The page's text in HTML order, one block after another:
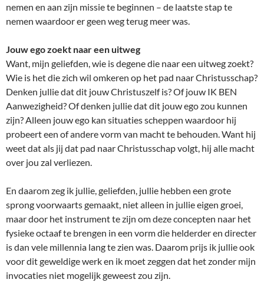
nemen en aan zijn missie te beginnen – de laatste stap te
nemen waardoor er geen weg terug meer was.
Jouw ego zoekt naar een uitweg
Want, mijn geliefden, wie is degene die naar een uitweg zoekt?
Wie is het die zich wil omkeren op het pad naar Christusschap?
Denken jullie dat dit jouw Christuszelf is? Of jouw IK BEN
Aanwezigheid? Of denken jullie dat dit jouw ego zou kunnen
zijn? Alleen jouw ego kan situaties scheppen waardoor hij
probeert een of andere vorm van macht te behouden. Want hij
weet dat als jij dat pad naar Christusschap volgt, hij alle macht
over jou zal verliezen.
En daarom zeg ik jullie, geliefden, jullie hebben een grote
sprong voorwaarts gemaakt, niet alleen in jullie eigen groei,
maar door het instrument te zijn om deze concepten naar het
fysieke octaaf te brengen in een vorm die helderder en directer
is dan vele millennia lang te zien was. Daarom prijs ik jullie ook
voor dit geweldige werk en ik moet zeggen dat het zonder mijn
invocaties niet mogelijk geweest zou zijn.